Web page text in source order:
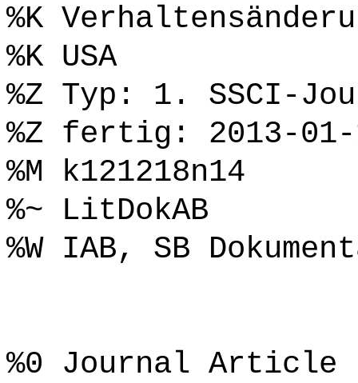
%K
%K USA
%Z Typ: 1. SSCI-
%Z fertig: 2013-01-
%M k121218n14
%~ LitDokAB
%W IAB, SB
%0 Journal Article